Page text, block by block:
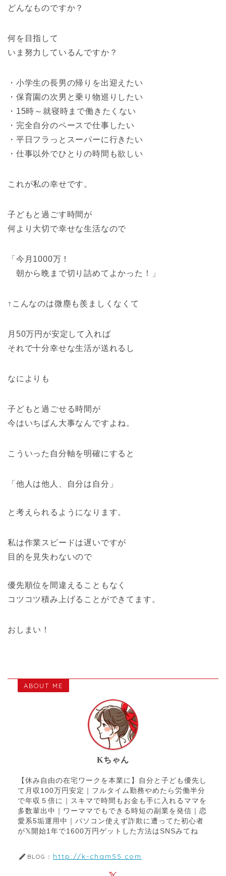
どんなものですか？
何を目指して
いま努力しているんですか？
・小学生の長男の帰りを出迎えたい
・保育園の次男と乗り物巡りしたい
・15時～就寝時まで働きたくない
・完全自分のペースで仕事したい
・平日フラっとスーパーに行きたい
・仕事以外でひとりの時間も欲しい
これが私の幸せです。
子どもと過ごす時間が
何より大切で幸せな生活なので
「今月1000万！
朝から晩まで切り詰めてよかった！」
↑こんなのは微塵も羨ましくなくて
月50万円が安定して入れば
それで十分幸せな生活が送れるし
なによりも
子どもと過ごせる時間が
今はいちばん大事なんですよね。
こういった自分軸を明確にすると
「他人は他人、自分は自分」
と考えられるようになります。
私は作業スピードは遅いですが
目的を見失わないので
優先順位を間違えることもなく
コツコツ積み上げることができてます。
おしまい！
ABOUT ME
Kちゃん
【休み自由の在宅ワークを本業に】自分と子ども優先し
て月収100万円安定｜フルタイム勤務やめたら労働半分
で年収５倍に｜スキマで時間もお金も手に入れるママを
多数輩出中｜ワーママでもできる時短の副業を発信｜恋
愛系5垢運用中｜パソコン使えず詐欺に遭ってた初心者
が𝕏開始1年で1600万円ゲットした方法はSNSみてね
BLOG： http://k-cham55.com